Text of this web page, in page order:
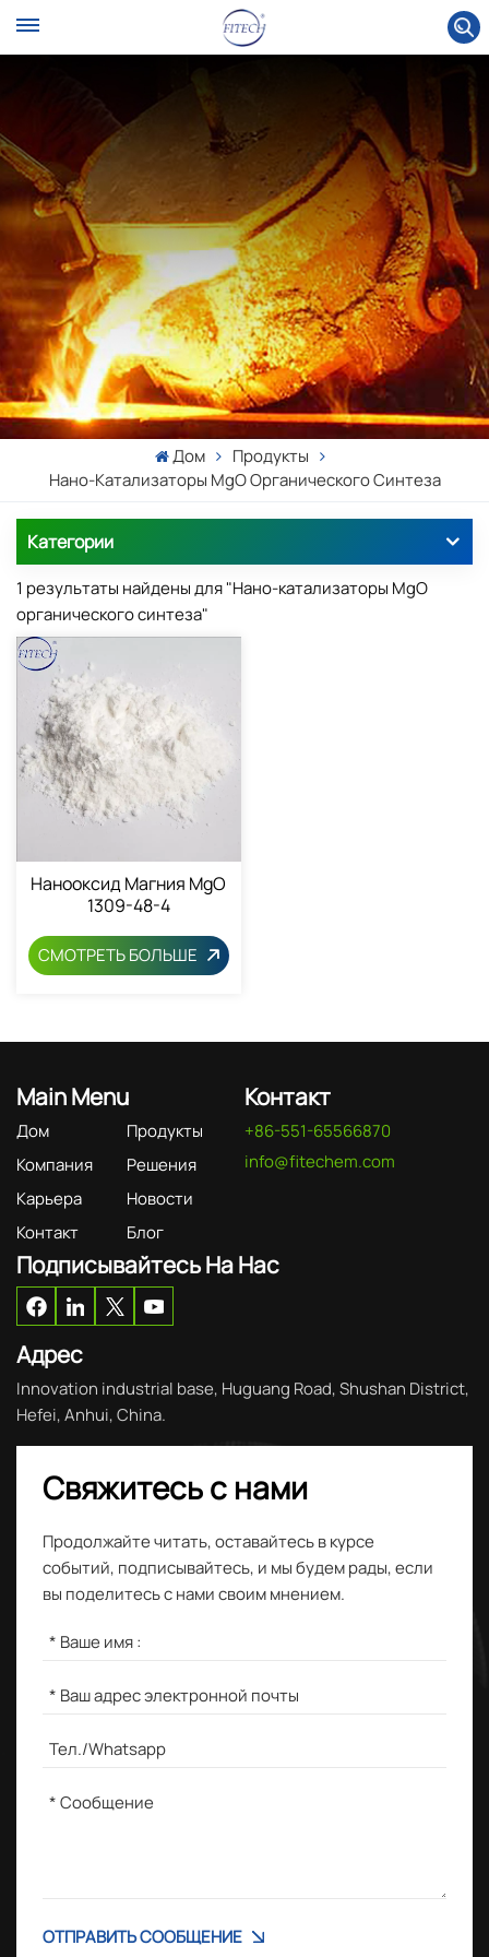
Дом
Продукты
Нано-Катализаторы MgO Органического Синтеза
Категории
1 результаты найдены для "Нано-катализаторы MgO
органического синтеза"
Нанооксид Магния MgO
1309-48-4
СМОТРЕТЬ БОЛЬШЕ
Main Menu
Дом
Продукты
Компания
Решения
Карьера
Новости
Контакт
Блог
Контакт
+86-551-65566870
info@fitechem.com
Подписывайтесь На Нас
Адрес
Innovation industrial base, Huguang Road, Shushan District,
Hefei, Anhui, China.
Свяжитесь с нами
Продолжайте читать, оставайтесь в курсе
событий, подписывайтесь, и мы будем рады, если
вы поделитесь с нами своим мнением.
ОТПРАВИТЬ СООБЩЕНИЕ